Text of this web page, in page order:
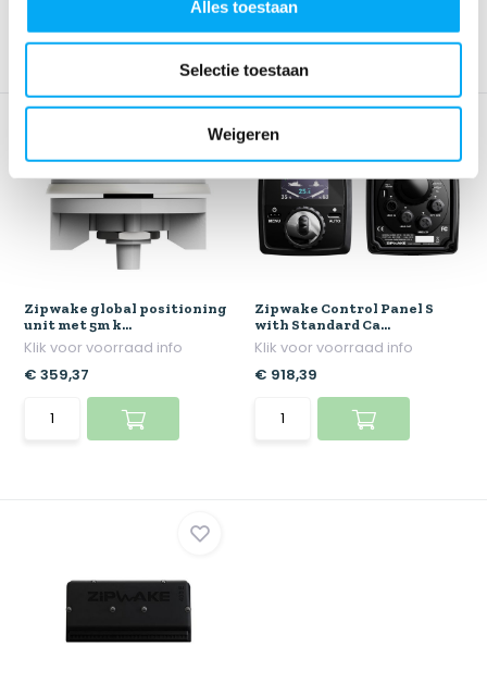
Alles toestaan
Selectie toestaan
Weigeren
Zipwake global positioning
unit met 5m k...
Klik voor voorraad info
€ 359,37
Zipwake Control Panel S
with Standard Ca...
Klik voor voorraad info
€ 918,39